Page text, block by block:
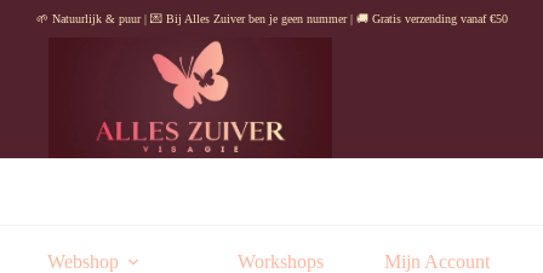
🌱 Natuurlijk & puur | 💌 Bij Alles Zuiver ben je geen nummer | 🚚 Gratis verzending vanaf €50
Webshop Workshops Mijn Account